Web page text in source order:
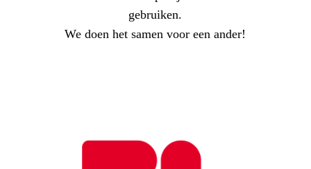
gebruiken.
We doen het samen voor een ander!